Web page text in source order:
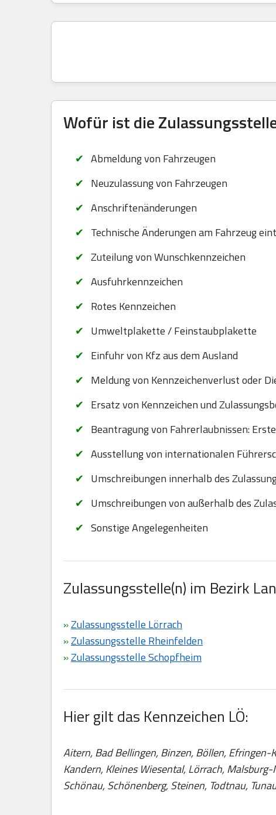
Wofür ist die
Abmeldung von Fahrzeugen
Neuzulassung von Fahrzeugen
Anschriftenänderungen
Technische Änderungen am Fahrzeug
Zuteilung von Wunschkennzeichen
Ausfuhrkennzeichen
Rotes Kennzeichen
Umweltplakette / Feinstaubplakette
Einfuhr von Kfz aus dem Ausland
Meldung von Kennzeichenverlust oder
Ersatz von Kennzeichen und
Beantragung von Fahrerlaubnissen:
Ausstellung von internationalen
Umschreibungen innerhalb des
Umschreibungen von außerhalb des
Sonstige Angelegenheiten
Zulassungsstelle(n) im Bezirk
»Zulassungsstelle Lörrach
»Zulassungsstelle Rheinfelden
»Zulassungsstelle Schopfheim
Hier gilt das Kennzeichen LÖ:
Aitern, Bad Bellingen, Binzen, Böllen,
Kandern, Kleines Wiesental, Lörrach,
Schönau, Schönenberg, Steinen, Todtnau,